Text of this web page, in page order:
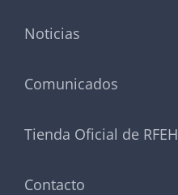
Noticias
Comunicados
Tienda Oficial de RFEH
Contacto